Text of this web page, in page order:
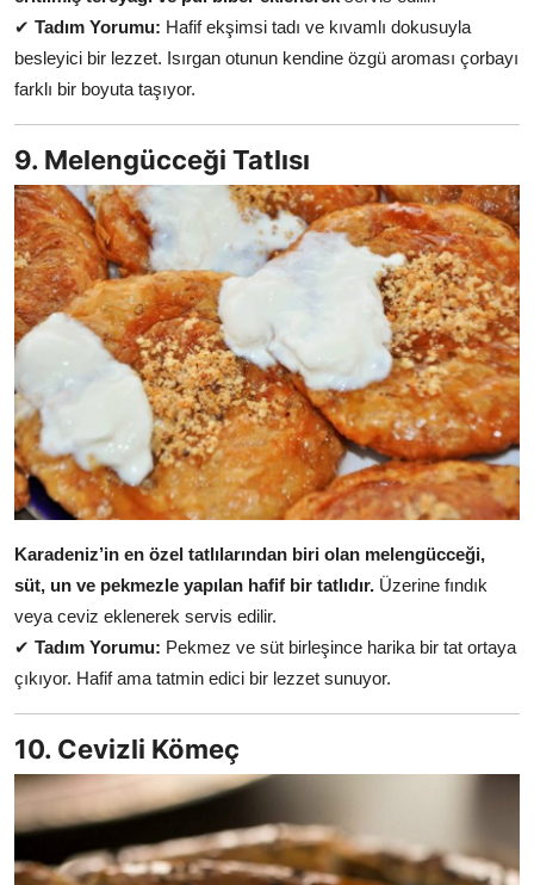
✔ Tadım Yorumu: Hafif ekşimsi tadı ve kıvamlı dokusuyla
besleyici bir lezzet. Isırgan otunun kendine özgü aroması çorbayı
farklı bir boyuta taşıyor.
9. Melengücceği Tatlısı
Karadeniz’in en özel tatlılarından biri olan melengücceği,
süt, un ve pekmezle yapılan hafif bir tatlıdır. Üzerine fındık
veya ceviz eklenerek servis edilir.
✔ Tadım Yorumu: Pekmez ve süt birleşince harika bir tat ortaya
çıkıyor. Hafif ama tatmin edici bir lezzet sunuyor.
10. Cevizli Kömeç